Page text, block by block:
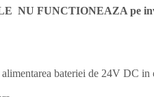
NU FUNCTIONEAZA pe
alimentarea bateriei de 24V DC